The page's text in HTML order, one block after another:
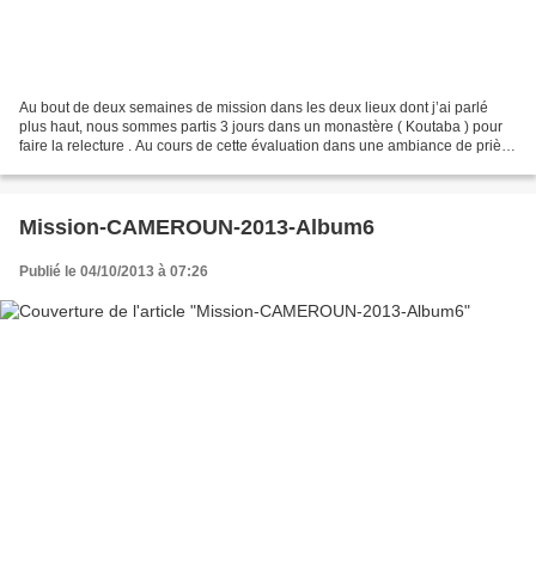
Au bout de deux semaines de mission dans les deux lieux dont j’ai parlé
plus haut, nous sommes partis 3 jours dans un monastère ( Koutaba ) pour
faire la relecture . Au cours de cette évaluation dans une ambiance de prière
Mission-CAMEROUN-2013-Album6
Publié le 04/10/2013 à 07:26